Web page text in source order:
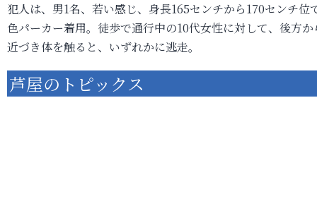
犯人は、男1名、若い感じ、身長165センチから170センチ位
色パーカー着用。徒歩で通行中の10代女性に対して、後方か
近づき体を触ると、いずれかに逃走。
芦屋のトピックス